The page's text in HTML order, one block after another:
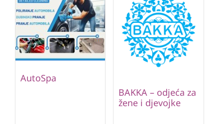
AutoSpa
BAKKA – odjeća za
žene i djevojke